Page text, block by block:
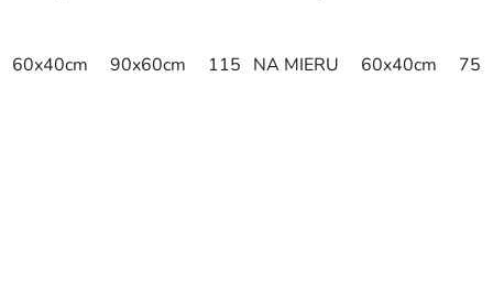
60x40cm 90x60cm 115x115cm 150x100cm
NA MIERU 60x40cm